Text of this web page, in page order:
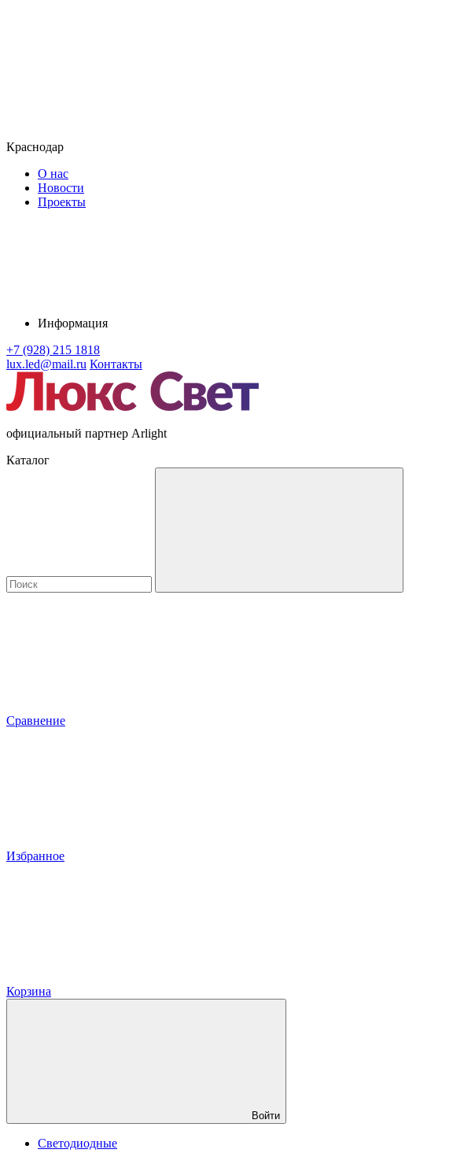
Краснодар
О нас
Новости
Проекты
Информация
+7 (928) 215 1818
lux.led@mail.ru Контакты
официальный партнер Arlight
Каталог
Сравнение
Избранное
Корзина
Войти
Светодиодные